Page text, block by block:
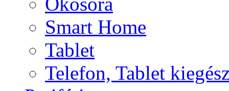
Smart Home
Tablet
Telefon, Tablet